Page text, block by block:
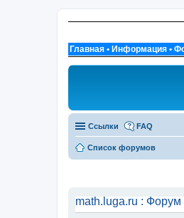
Главная • Информация •
Ссылки FAQ
Список форумов
math.luga.ru : Форум